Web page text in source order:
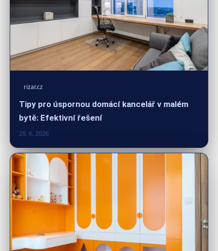
rizar.cz
Tipy pro úspornou domácí kancelář v malém
bytě: Efektivní řešení
28. 6. 2026